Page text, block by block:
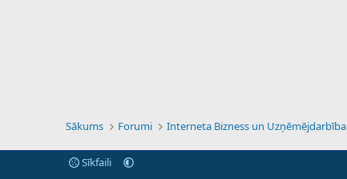
Sākums Forumi Interneta Bizness un Uzņēmējdarbība
Sīkfaili